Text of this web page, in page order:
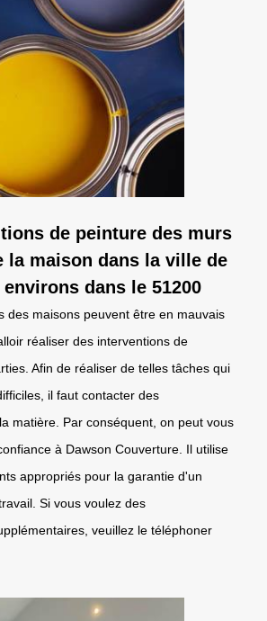
de peinture des murs
la maison dans la ville de
dans le 51200
des maisons peuvent être en mauvais
réaliser des interventions de
Afin de réaliser de telles tâches qui
il faut contacter des
matière. Par conséquent, on peut vous
à Dawson Couverture. Il utilise
appropriés pour la garantie d'un
Si vous voulez des
veuillez le téléphoner